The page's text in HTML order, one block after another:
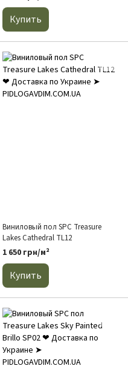
Купить
Виниловый пол SPC Treasure
Lakes Cathedral TL12
1 650 грн/м²
Купить